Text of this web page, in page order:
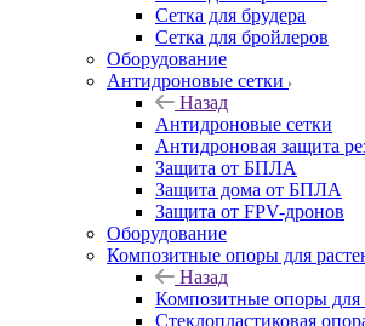
Сетка для брудера
Сетка для бройлеров
Оборудование
Антидроновые сетки
Назад
Антидроновые сетки
Антидроновая защита
Защита от БПЛА
Защита дома от БПЛА
Защита от FPV-дронов
Оборудование
Композитные опоры для
Назад
Композитные опоры для
Стеклопластиковая